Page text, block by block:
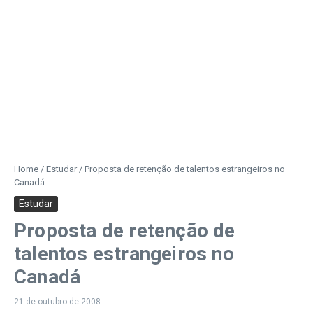
Home / Estudar / Proposta de retenção de talentos estrangeiros no
Canadá
Estudar
Proposta de retenção de
talentos estrangeiros no
Canadá
21 de outubro de 2008